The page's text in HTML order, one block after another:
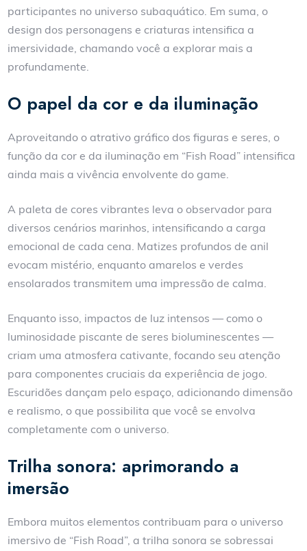
participantes no universo subaquático. Em suma, o
design dos personagens e criaturas intensifica a
imersividade, chamando você a explorar mais a
profundamente.
O papel da cor e da iluminação
Aproveitando o atrativo gráfico dos figuras e seres, o
função da cor e da iluminação em “Fish Road” intensifica
ainda mais a vivência envolvente do game.
A paleta de cores vibrantes leva o observador para
diversos cenários marinhos, intensificando a carga
emocional de cada cena. Matizes profundos de anil
evocam mistério, enquanto amarelos e verdes
ensolarados transmitem uma impressão de calma.
Enquanto isso, impactos de luz intensos — como o
luminosidade piscante de seres bioluminescentes —
criam uma atmosfera cativante, focando seu atenção
para componentes cruciais da experiência de jogo.
Escuridões dançam pelo espaço, adicionando dimensão
e realismo, o que possibilita que você se envolva
completamente com o universo.
Trilha sonora: aprimorando a
imersão
Embora muitos elementos contribuam para o universo
imersivo de “Fish Road”, a trilha sonora se sobressai